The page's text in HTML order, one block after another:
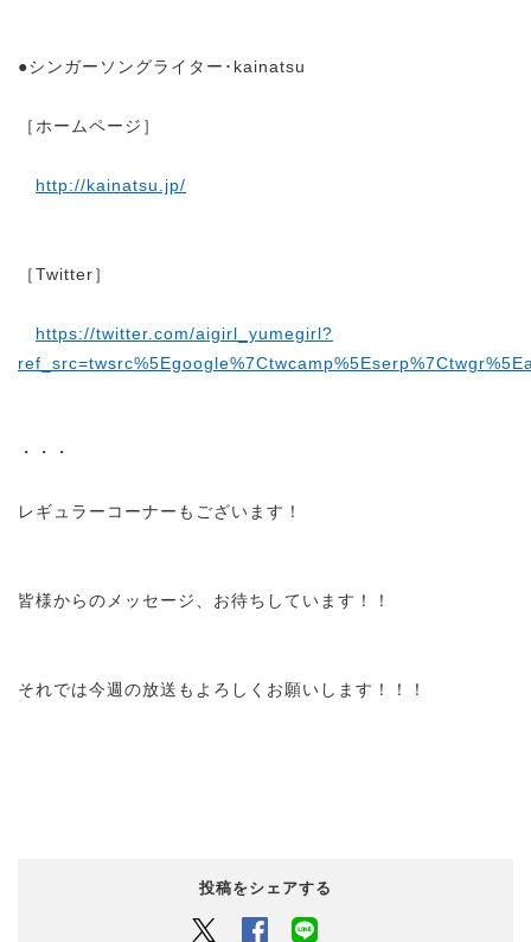
●シンガーソングライター･kainatsu
［ホームページ］
http://kainatsu.jp/
［Twitter］
https://twitter.com/aigirl_yumegirl?
・・・
レギュラーコーナーもございます！
皆様からのメッセージ、お待ちしています！！
それでは今週の放送もよろしくお願いします！！！
投稿をシェアする
Twitter Facebook